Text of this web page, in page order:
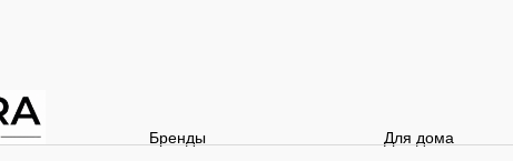
Бренды Для дома